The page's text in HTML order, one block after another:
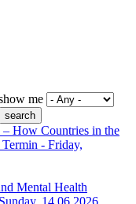
me
How Countries in the
Termin - Friday,
Mental Health